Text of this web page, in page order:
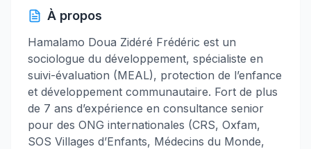
À propos
Hamalamo Doua Zidéré Frédéric est un
sociologue du développement, spécialiste en
suivi-évaluation (MEAL), protection de l’enfance
et développement communautaire. Fort de plus
de 7 ans d’expérience en consultance senior
pour des ONG internationales (CRS, Oxfam,
SOS Villages d’Enfants, Médecins du Monde,